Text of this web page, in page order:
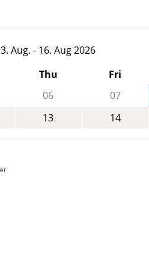
3. Aug. - 16. Aug 2026
Thu Fri
06 07
13 14